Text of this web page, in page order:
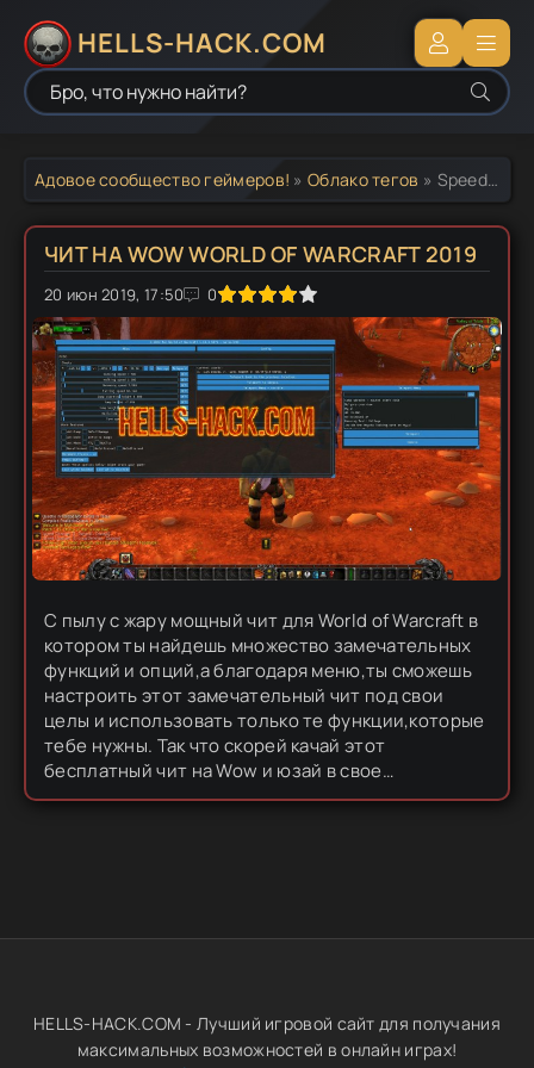
HELLS-HACK.COM
Адовое сообщество геймеров! »Облако тегов » Speedhack на Wow
ЧИТ НА WOW WORLD OF WARCRAFT 2019
20 июн 2019, 17:50 0
1 2 3 4 5
С пылу с жару мощный чит для World of Warcraft в
котором ты найдешь множество замечательных
функций и опций,а благодаря меню,ты сможешь
настроить этот замечательный чит под свои
целы и использовать только те функции,которые
тебе нужны. Так что скорей качай этот
бесплатный чит на Wow и юзай в свое
удовольствие. Заинжекть чит любым инжектором
HELLS-HACK.COM - Лучший игровой сайт для получания
максимальных возможностей в онлайн играх!